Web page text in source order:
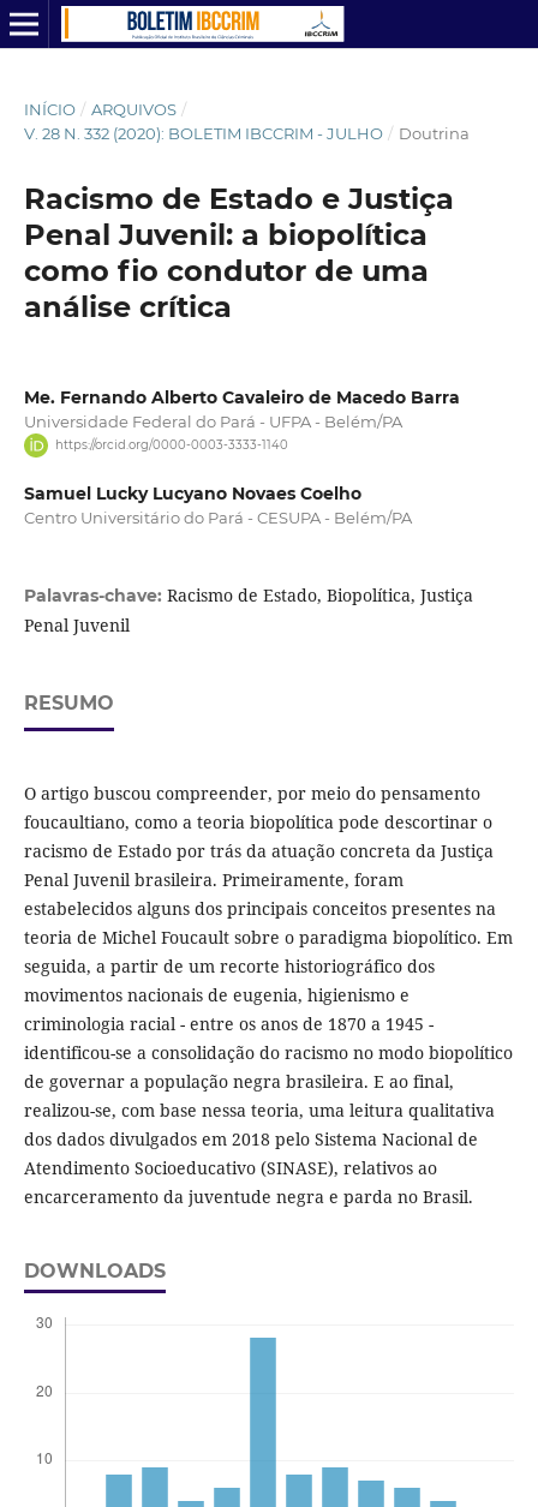
INÍCIO / ARQUIVOS /
V. 28 N. 332 (2020): BOLETIM IBCCRIM - JULHO / Doutrina
Racismo de Estado e Justiça
Penal Juvenil: a biopolítica
como fio condutor de uma
análise crítica
Me. Fernando Alberto Cavaleiro de Macedo Barra
Universidade Federal do Pará - UFPA - Belém/PA
https://orcid.org/0000-0003-3333-1140
Samuel Lucky Lucyano Novaes Coelho
Centro Universitário do Pará - CESUPA - Belém/PA
Palavras-chave: Racismo de Estado, Biopolítica, Justiça
Penal Juvenil
RESUMO
O artigo buscou compreender, por meio do pensamento
foucaultiano, como a teoria biopolítica pode descortinar o
racismo de Estado por trás da atuação concreta da Justiça
Penal Juvenil brasileira. Primeiramente, foram
estabelecidos alguns dos principais conceitos presentes na
teoria de Michel Foucault sobre o paradigma biopolítico. Em
seguida, a partir de um recorte historiográfico dos
movimentos nacionais de eugenia, higienismo e
criminologia racial - entre os anos de 1870 a 1945 -
identificou-se a consolidação do racismo no modo biopolítico
de governar a população negra brasileira. E ao final,
realizou-se, com base nessa teoria, uma leitura qualitativa
dos dados divulgados em 2018 pelo Sistema Nacional de
Atendimento Socioeducativo (SINASE), relativos ao
encarceramento da juventude negra e parda no Brasil.
DOWNLOADS